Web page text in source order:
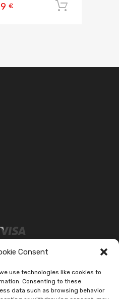
Consent
use technologies like cookies to
Consenting to these
data such as browsing behavior
€